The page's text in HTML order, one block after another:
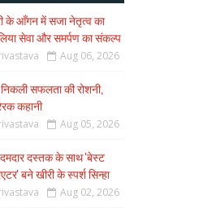
के आँगन में सजा नेतृत्व का
सेवा और समर्पण का संकल्प
Aug 06, 2026
सफलता की रोशनी,
कहानी
Aug 05, 2026
दस्तक के साथ 'बेस्ट
बने खीरी के स्पर्श सिन्हा
Aug 02, 2026